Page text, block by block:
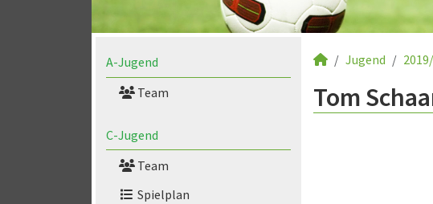
A-Jugend
Team
C-Jugend
Team
Spielplan
Jugend
Tom